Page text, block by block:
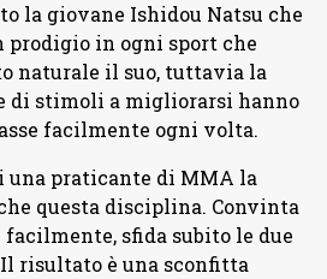
la giovane Ishidou Natsu che
prodigio in ogni sport che
naturale il suo, tuttavia la
di stimoli a migliorarsi hanno
facilmente ogni volta.
una praticante di MMA la
questa disciplina. Convinta
sfida subito le due
risultato è una sconfitta